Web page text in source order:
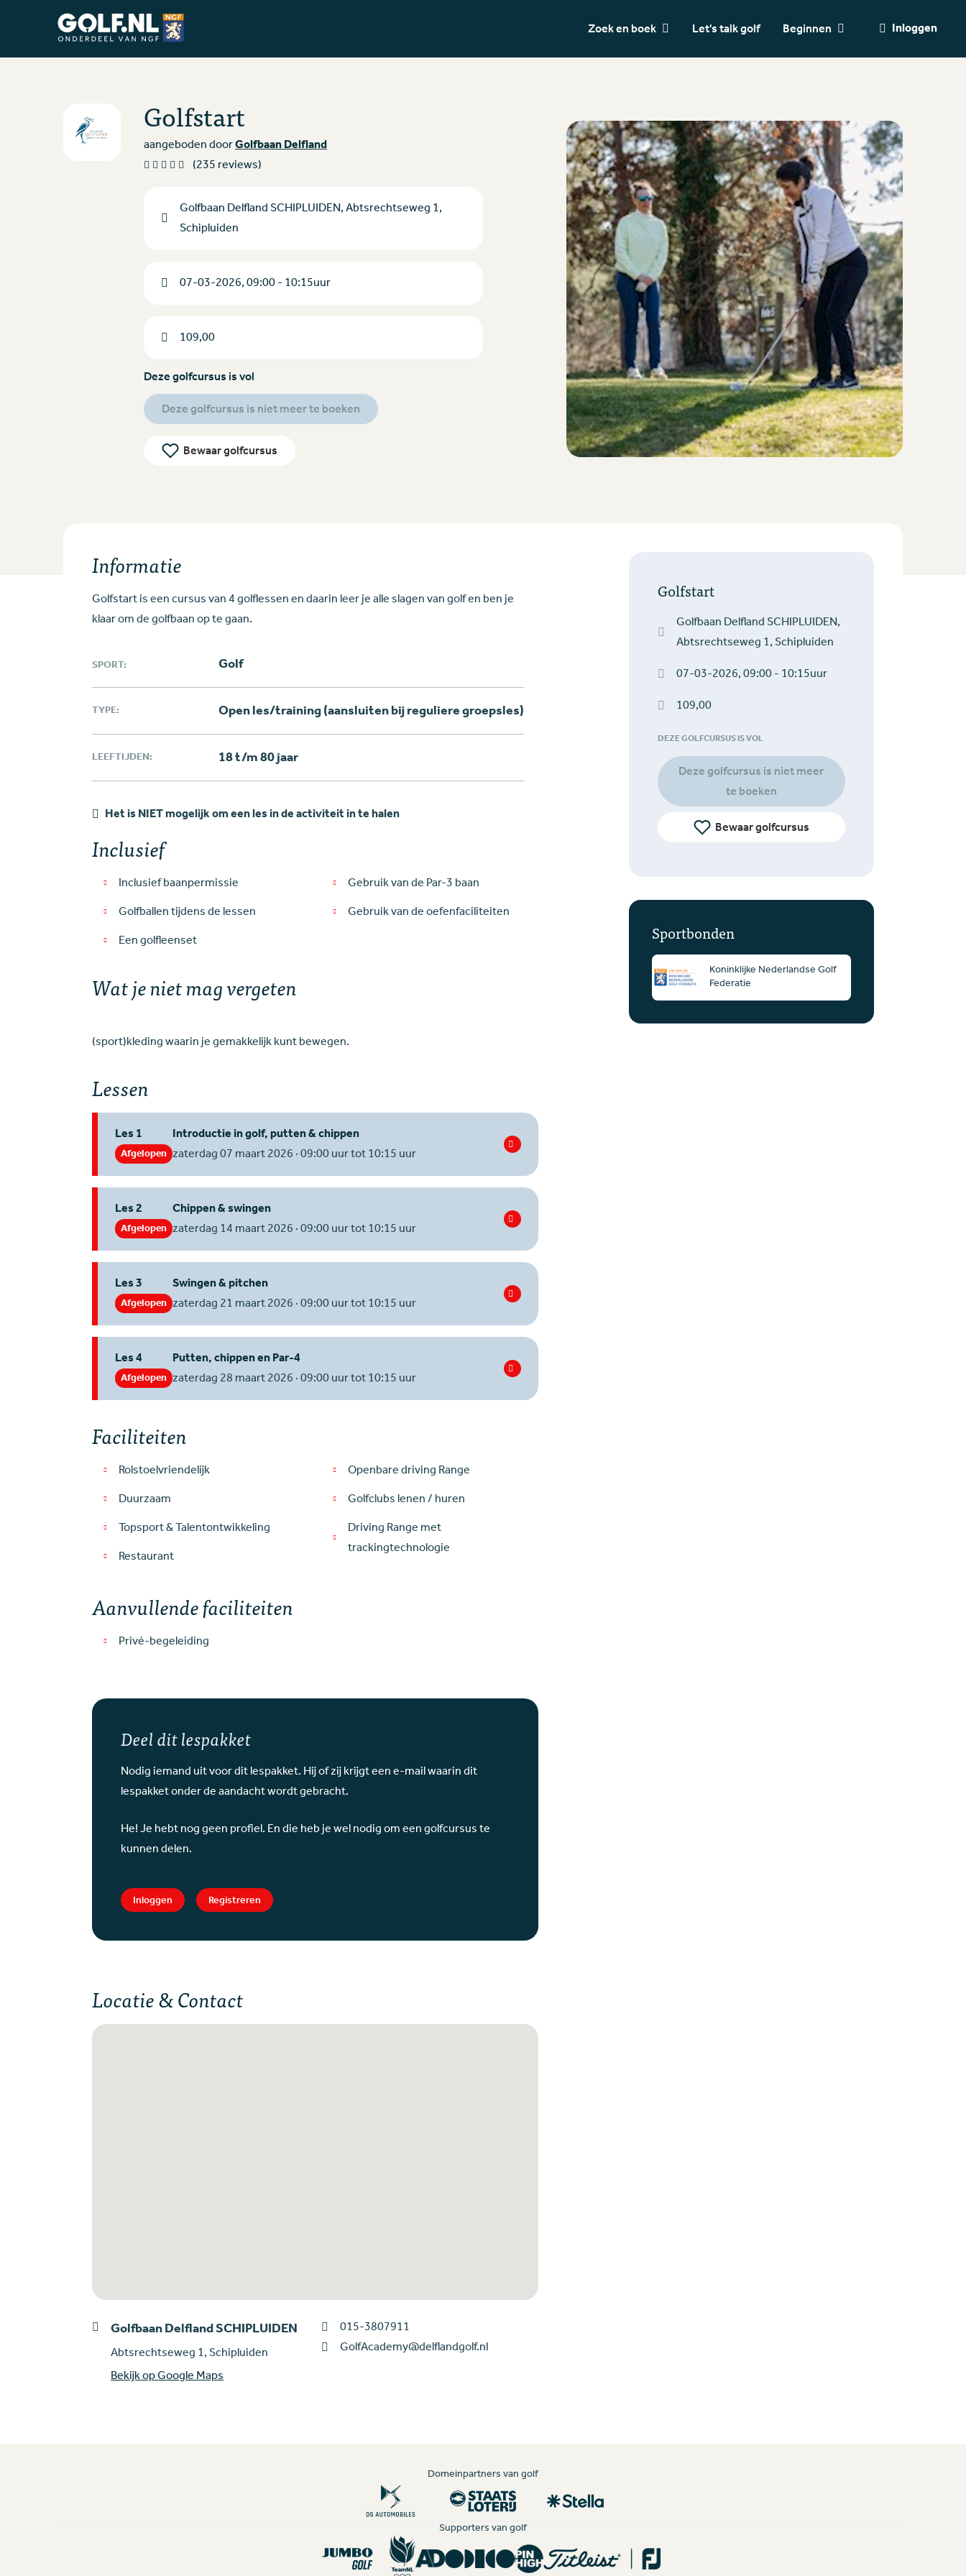
Ga naar de homepage van Golfstart
Zoek en boek Let's talk golf Beginnen Inloggen
Golfstart
aangeboden doorGolfbaan Delfland
(235 reviews)
Golfbaan Delfland SCHIPLUIDEN, Abtsrechtseweg 1,
Schipluiden
07-03-2026, 09:00 - 10:15uur
109,00
Deze golfcursus is vol
Deze golfcursus is niet meer te boeken
Bewaar golfcursus
Informatie
Golfstart is een cursus van 4 golflessen en daarin leer je alle slagen van golf en ben je
klaar om de golfbaan op te gaan.
SPORT: Golf
TYPE: Open les/training (aansluiten bij reguliere groepsles)
LEEFTIJDEN: 18 t/m 80 jaar
Het is NIET mogelijk om een les in de activiteit in te halen
Inclusief
Inclusief baanpermissie
Golfballen tijdens de lessen
Een golfleenset
Gebruik van de Par-3 baan
Gebruik van de oefenfaciliteiten
Wat je niet mag vergeten
Lessen
Les 1
Afgelopen
Introductie in golf, putten & chippen
zaterdag 07 maart 2026 · 09:00 uur tot 10:15 uur
Les 2
Afgelopen
Chippen & swingen
zaterdag 14 maart 2026 · 09:00 uur tot 10:15 uur
Les 3
Afgelopen
Swingen & pitchen
zaterdag 21 maart 2026 · 09:00 uur tot 10:15 uur
Les 4
Afgelopen
Putten, chippen en Par-4
zaterdag 28 maart 2026 · 09:00 uur tot 10:15 uur
Faciliteiten
Rolstoelvriendelijk
Duurzaam
Topsport & Talentontwikkeling
Restaurant
Openbare driving Range
Golfclubs lenen / huren
Driving Range met
trackingtechnologie
Aanvullende faciliteiten
Privé-begeleiding
Deel dit lespakket
Nodig iemand uit voor dit lespakket. Hij of zij krijgt een e-mail waarin dit
lespakket onder de aandacht wordt gebracht.
He! Je hebt nog geen profiel. En die heb je wel nodig om een golfcursus te
kunnen delen.
Inloggen Registreren
Locatie & Contact
Golfbaan Delfland SCHIPLUIDEN
Abtsrechtseweg 1, Schipluiden
Bekijk op Google Maps
015-3807911
GolfAcademy@delflandgolf.nl
Golfstart
Golfbaan Delfland SCHIPLUIDEN,
Abtsrechtseweg 1, Schipluiden
07-03-2026, 09:00 - 10:15uur
109,00
DEZE GOLFCURSUS IS VOL
Deze golfcursus is niet meer
te boeken
Bewaar golfcursus
Sportbonden
Koninklijke Nederlandse Golf
Federatie
Domeinpartners van golf
Supporters van golf